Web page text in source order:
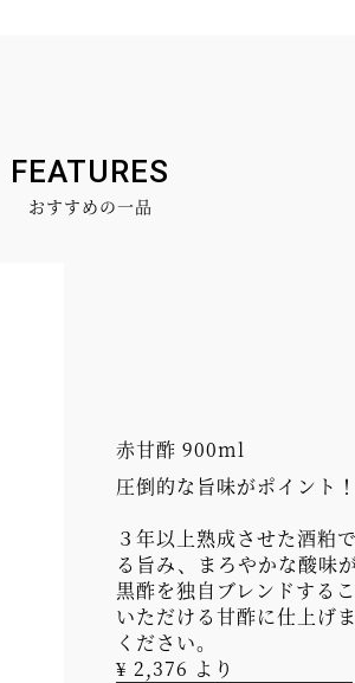
FEATURES
おすすめの一品
赤甘酢 900ml
圧倒的な旨味がポイント
３年以上熟成させた酒粕
る旨み、まろやかな酸味
黒酢を独自ブレンドする
いただける甘酢に仕上げ
ください。
¥ 2,376 より